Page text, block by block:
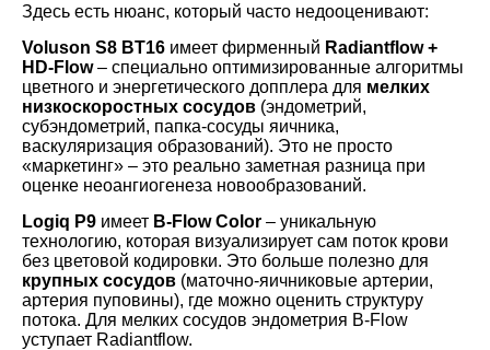
Здесь есть нюанс, который часто недооценивают:
Voluson S8 BT16 имеет фирменный Radiantflow +
HD-Flow– специально оптимизированные алгоритмы
цветного и энергетического допплера для мелких
низкоскоростных сосудов (эндометрий,
субэндометрий, папка-сосуды яичника,
васкуляризация образований). Это не просто
«маркетинг» – это реально заметная разница при
оценке неоангиогенеза новообразований.
Logiq P9 имеет B-Flow Color – уникальную
технологию, которая визуализирует сам поток крови
без цветовой кодировки. Это больше полезно для
крупных сосудов (маточно-яичниковые артерии,
артерия пуповины), где можно оценить структуру
потока. Для мелких сосудов эндометрия B-Flow
уступает Radiantflow.